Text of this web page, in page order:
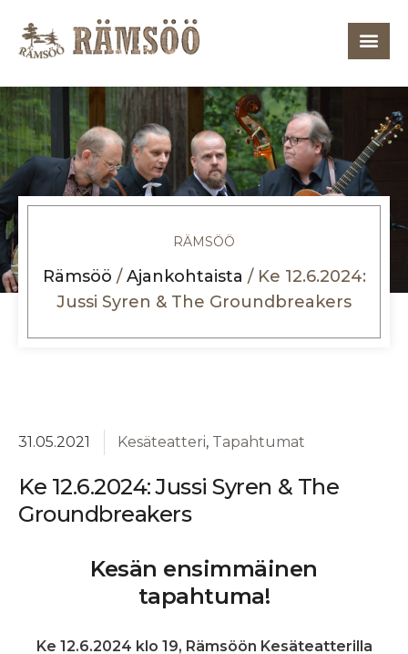
RÄMSÖÖ
Rämsöö /Ajankohtaista / Ke 12.6.2024:
Jussi Syren & The Groundbreakers
31.05.2021 Kesäteatteri, Tapahtumat
Ke 12.6.2024: Jussi Syren & The
Groundbreakers
Kesän ensimmäinen
tapahtuma!
Ke 12.6.2024 klo 19, Rämsöön Kesäteatterilla